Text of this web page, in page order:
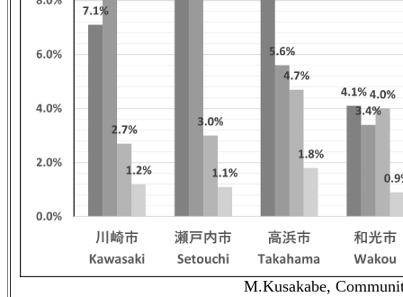
M.Kusakabe,